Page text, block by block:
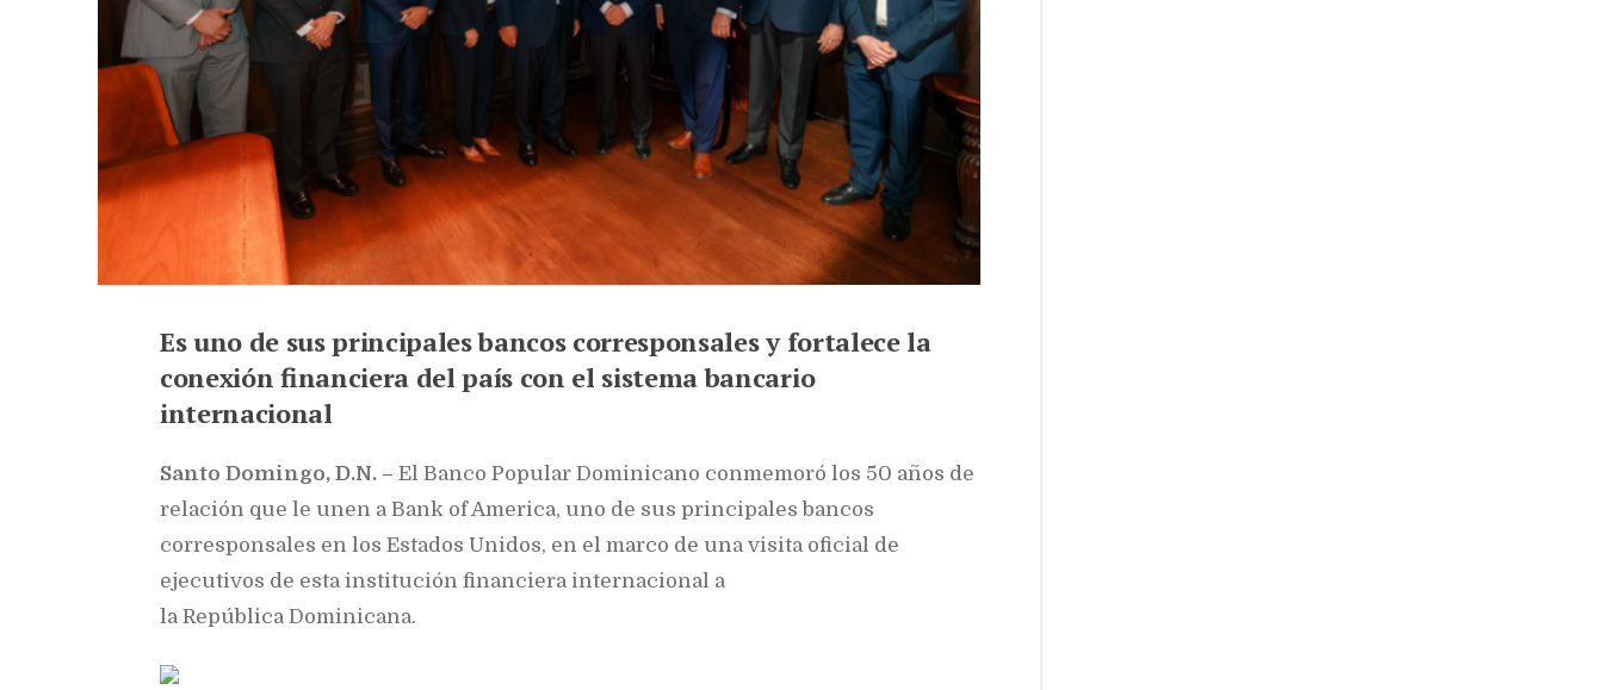
Es uno de sus principales bancos corresponsales y fortalece la
conexión financiera del país con el sistema bancario
internacional
Santo Domingo, D.N. – El Banco Popular Dominicano conmemoró los 50 años de
relación que le unen a Bank of America, uno de sus principales bancos
corresponsales en los Estados Unidos, en el marco de una visita oficial de
ejecutivos de esta institución financiera internacional a
la República Dominicana.